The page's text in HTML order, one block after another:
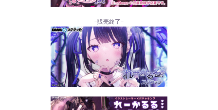
–販売終了–